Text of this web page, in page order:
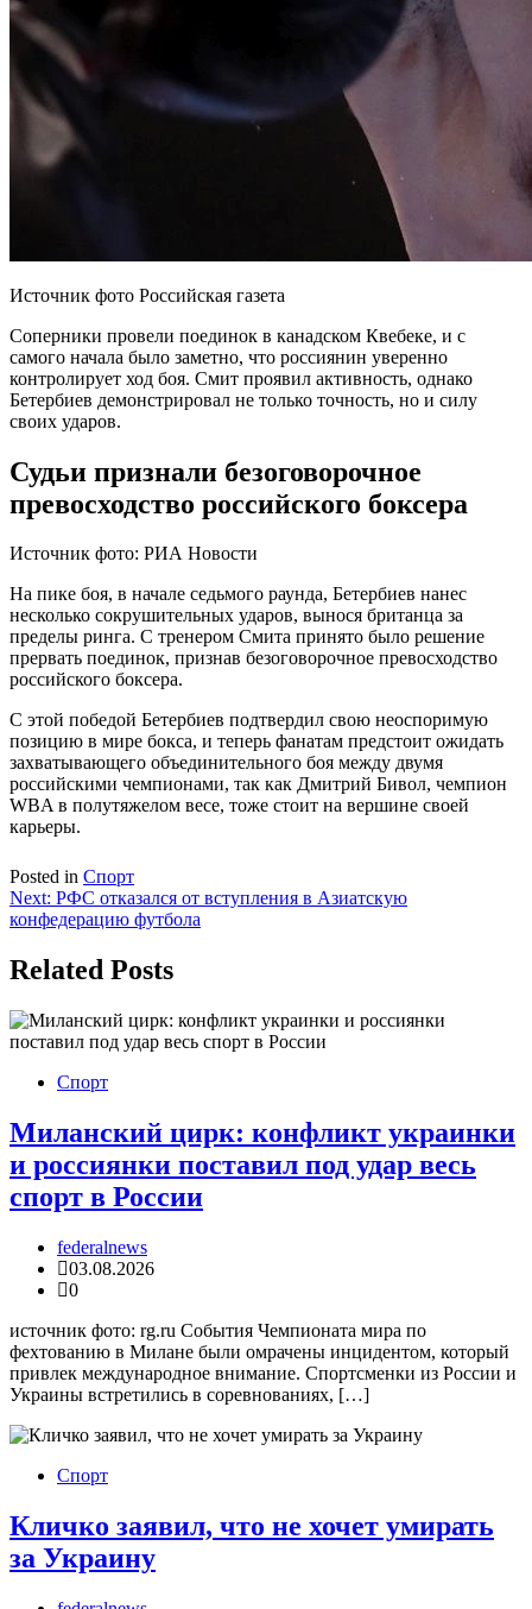
Источник фото Российская газета
Соперники провели поединок в канадском Квебеке, и с
самого начала было заметно, что россиянин уверенно
контролирует ход боя. Смит проявил активность, однако
Бетербиев демонстрировал не только точность, но и силу
своих ударов.
Судьи признали безоговорочное
превосходство российского боксера
Источник фото: РИА Новости
На пике боя, в начале седьмого раунда, Бетербиев нанес
несколько сокрушительных ударов, вынося британца за
пределы ринга. С тренером Смита принято было решение
прервать поединок, признав безоговорочное превосходство
российского боксера.
С этой победой Бетербиев подтвердил свою неоспоримую
позицию в мире бокса, и теперь фанатам предстоит ожидать
захватывающего объединительного боя между двумя
российскими чемпионами, так как Дмитрий Бивол, чемпион
WBA в полутяжелом весе, тоже стоит на вершине своей
карьеры.
Posted in Спорт
Навигация
по
записям
Next: РФС отказался от вступления в Азиатскую
конфедерацию футбола
Related Posts
Спорт
Миланский цирк: конфликт украинки
и россиянки поставил под удар весь
спорт в России
federalnews
03.08.2026
0
источник фото: rg.ru События Чемпионата мира по
фехтованию в Милане были омрачены инцидентом, который
привлек международное внимание. Спортсменки из России и
Украины встретились в соревнованиях, […]
Спорт
Кличко заявил, что не хочет умирать
за Украину